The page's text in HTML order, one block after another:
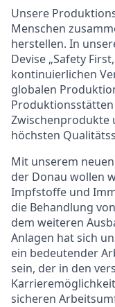
Unsere
Menschen
herstellen. In
Devise „Safety
kontinuierlichen
globalen
Zwischenprodukte
höchsten
Mit unserem
der Donau wollen
Impfstoffe und
die Behandlung
dem weiteren
Anlagen hat sich
ein bedeutender
sein, der in den
sicheren